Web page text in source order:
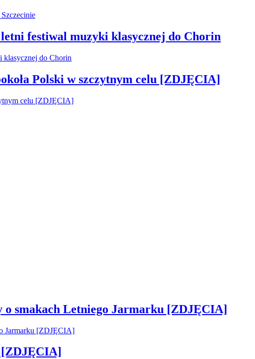
festiwal muzyki klasycznej do Chorin
Polski w szczytnym celu [ZDJĘCIA]
o smakach Letniego Jarmarku [ZDJĘCIA]